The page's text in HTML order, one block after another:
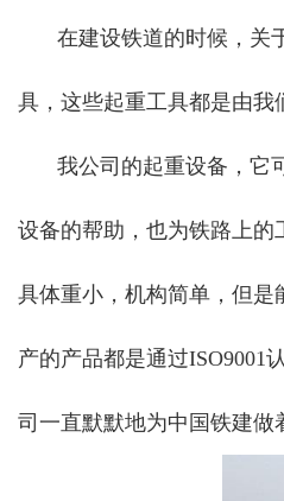
在建设铁道的时候，关
具，这些起重工具都是由
我公司的起重设备，它
设备的帮助，也为铁路上
具体重小，机构简单，但
产的产品都是通过ISO9001
司一直默默地为中国铁建做